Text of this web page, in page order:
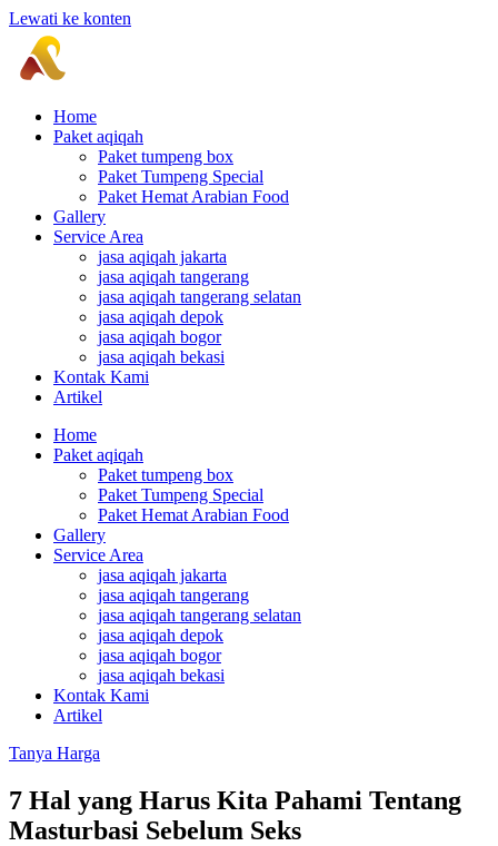
Lewati ke konten
Home
Paket aqiqah
Paket tumpeng box
Paket Tumpeng Special
Paket Hemat Arabian Food
Gallery
Service Area
jasa aqiqah jakarta
jasa aqiqah tangerang
jasa aqiqah tangerang selatan
jasa aqiqah depok
jasa aqiqah bogor
jasa aqiqah bekasi
Kontak Kami
Artikel
Home
Paket aqiqah
Paket tumpeng box
Paket Tumpeng Special
Paket Hemat Arabian Food
Gallery
Service Area
jasa aqiqah jakarta
jasa aqiqah tangerang
jasa aqiqah tangerang selatan
jasa aqiqah depok
jasa aqiqah bogor
jasa aqiqah bekasi
Kontak Kami
Artikel
Tanya Harga
7 Hal yang Harus Kita Pahami Tentang
Masturbasi Sebelum Seks